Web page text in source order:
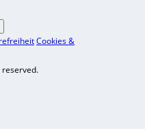
Cookies &